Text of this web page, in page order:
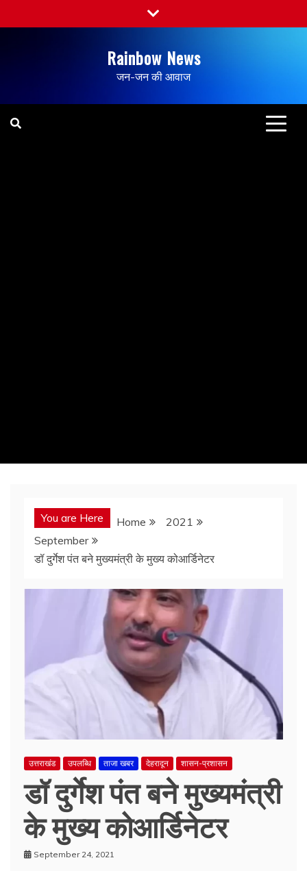
Rainbow News
जन-जन की आवाज
You are Here Home
2021
September
डॉ दुर्गेश पंत बने मुख्यमंत्री के मुख्य कोआर्डिनेटर
उत्तराखंड उपलब्धि ताजा खबर देहरादून शासन-प्रशासन
डॉ दुर्गेश पंत बने मुख्यमंत्री
के मुख्य कोआर्डिनेटर
September 24, 2021